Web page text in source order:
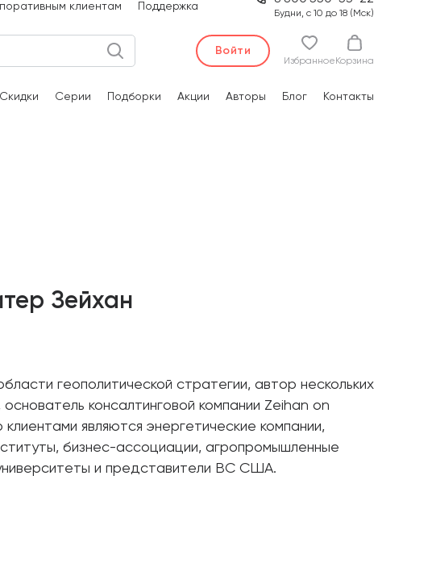
клиентам Поддержка
Будни, с 10 до 18 (Мск)
Войти
Избранное Корзина
Скидки Серии Подборки Акции Авторы Блог Контакты
Зейхан
геополитической стратегии, автор нескольких
консалтинговой компании Zeihan on
являются энергетические компании,
бизнес-ассоциации, агропромышленные
и представители ВС США.